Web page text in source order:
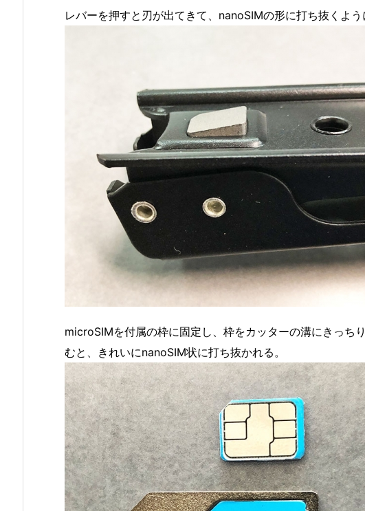
レバーを押すと刃が出てきて、nanoSIMの形に打ち抜くよう
microSIMを付属の枠に固定し、枠をカッターの溝にきっち
むと、きれいにnanoSIM状に打ち抜かれる。